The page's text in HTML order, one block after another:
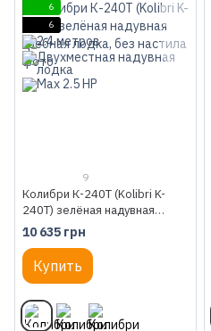
6
6
9
Колибри К-240Т (Kolibri K-
240T) зелёная надувная
гребная лодка, без настила
10 635 грн
Купить